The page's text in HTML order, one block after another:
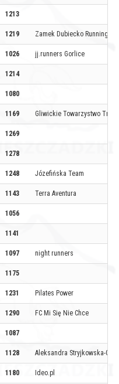
1213
1219 Zamek Dubiecko Running
1026 jj.runners Gorlice
1214
1080
1169 Gliwickie Towarzystwo
1269
1278
1248 Józefińska Team
1143 Terra Aventura
1056
1141
1097 night runners
1175
1231 Pilates Power
1290 FC Mi Się Nie Chce
1087
1128 Aleksandra Stryjkowska-Góra
1180 Ideo.pl